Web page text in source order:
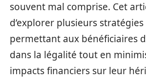
souvent mal comprise. Cet
d’explorer plusieurs
permettant aux bénéficiaires
dans la légalité tout en
impacts financiers sur leur